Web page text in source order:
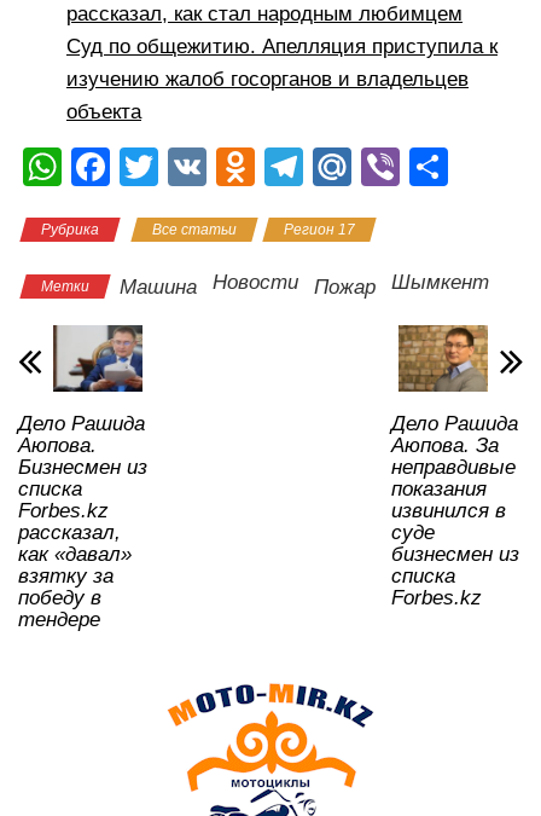
рассказал, как стал народным любимцем
Суд по общежитию. Апелляция приступила к
изучению жалоб госорганов и владельцев
объекта
W
at
s
A
p
p
F
c
e
b
o
o
k
T
tt
er
V
O
n
o
T
e
gr
M
.R
u
Vi
а
в
и
ть
Рубрика Все статьи Регион 17
Метки Машина Новости Пожар Шымкент
Дело Рашида
Аюпова.
Бизнесмен из
списка
Forbes.kz
рассказал,
как «давал»
взятку за
победу в
тендере
Дело Рашида
Аюпова. За
неправдивые
показания
извинился в
суде
бизнесмен из
списка
Forbes.kz